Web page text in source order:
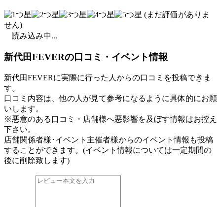
(まだ評価がありま
せん)
読み込み中...
新代田FEVERの口コミ・イベント情報
新代田FEVERに実際に行った人からの口コミを投稿できま
す。
口コミ内容は、他の人が見て参考になるように具体的にお願
いします。
※悪意のある口コミ・店舗様へ悪影響を及ぼす情報はお控え
下さい。
店舗関係者様･イベント主催者様からのイベント情報も投稿
することができます。 (イベント情報については一定期間の
後に削除致します)